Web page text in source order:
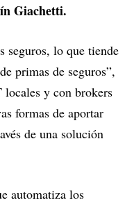
Giachetti.
seguros, lo que tiende
primas de seguros”,
y con brokers
formas de aportar
de una solución
automatiza los